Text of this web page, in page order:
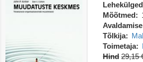
Mõõtmed
Tõlkija
Toimetaja
Hind 29,15